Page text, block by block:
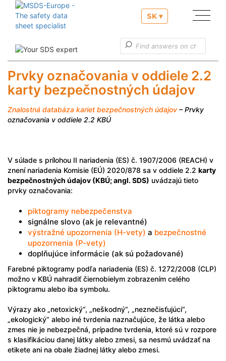
SK ▾
Naše služby
Užitočné informácie
Zákaznícke služby
Prvky označovania v oddiele 2.2
karty bezpečnostných údajov
Znalostná databáza kariet bezpečnostných údajov – Prvky
označovania v oddiele 2.2 KBÚ
V súlade s prílohou II nariadenia (ES) č. 1907/2006 (REACH) v
znení nariadenia Komisie (EÚ) 2020/878 sa v oddiele 2.2 karty
bezpečnostných údajov (KBÚ; angl. SDS) uvádzajú tieto
prvky označovania:
piktogramy nebezpečenstva
signálne slovo (ak je relevantné)
výstražné upozornenia (H-vety) a bezpečnostné
upozornenia (P-vety)
doplňujúce informácie (ak sú požadované)
Farebné piktogramy podľa nariadenia (ES) č. 1272/2008 (CLP)
možno v KBÚ nahradiť čiernobielym zobrazením celého
piktogramu alebo iba symbolu.
Výrazy ako „netoxický“, „neškodný“, „neznečisťujúci“,
„ekologický“ alebo iné tvrdenia naznačujúce, že látka alebo
zmes nie je nebezpečná, prípadne tvrdenia, ktoré sú v rozpore
s klasifikáciou danej látky alebo zmesi, sa nesmú uvádzať na
etikete ani na obale žiadnej látky alebo zmesi.